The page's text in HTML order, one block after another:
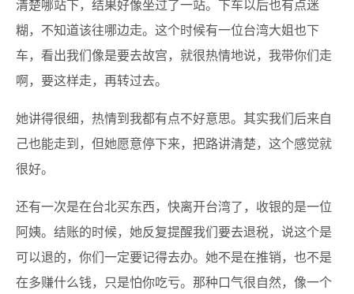
清楚哪站下，结果好像坐过了一站。下车以后也有点迷
糊，不知道该往哪边走。这个时候有一位台湾大姐也下
车，看出我们像是要去故宫，就很热情地说，我带你们走
啊，要这样走，再转过去。
她讲得很细，热情到我都有点不好意思。其实我们后来自
己也能走到，但她愿意停下来，把路讲清楚，这个感觉就
很好。
还有一次是在台北买东西，快离开台湾了，收银的是一位
阿姨。结账的时候，她反复提醒我们要去退税，说这个是
可以退的，你们一定要记得去办。她不是在推销，也不是
在多赚什么钱，只是怕你吃亏。那种口气很自然，像一个